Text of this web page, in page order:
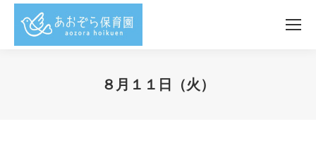
８月１１日（火）